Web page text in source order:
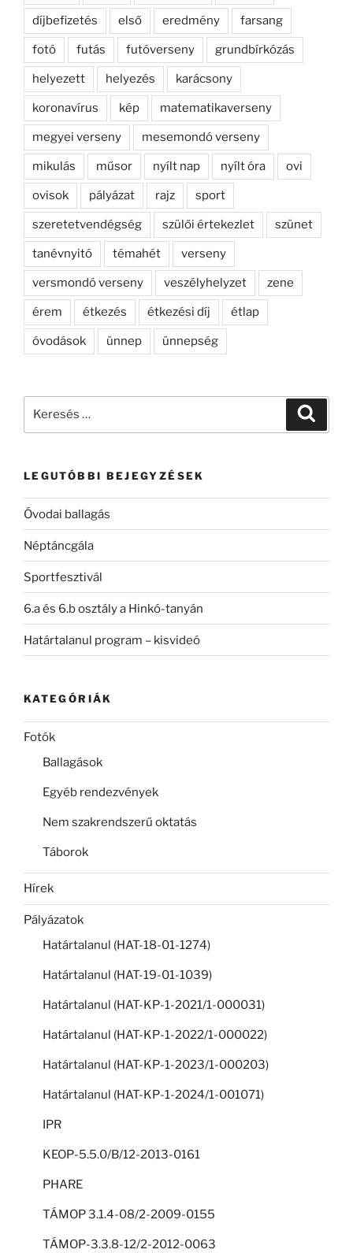
díjbefizetés első eredmény farsang
fotó futás futóverseny grundbírkózás
helyezett helyezés karácsony
koronavírus kép matematikaverseny
megyei verseny mesemondó verseny
mikulás műsor nyílt nap nyílt óra ovi
ovisok pályázat rajz sport
szeretetvendégség szülői értekezlet szünet
tanévnyitó témahét verseny
versmondó verseny veszélyhelyzet zene
érem étkezés étkezési díj étlap
óvodások ünnep ünnepség
LEGUTÓBBI BEJEGYZÉSEK
Óvodai ballagás
Néptáncgála
Sportfesztivál
6.a és 6.b osztály a Hinkó-tanyán
Határtalanul program – kisvideó
KATEGÓRIÁK
Fotók
Ballagások
Egyéb rendezvények
Nem szakrendszerű oktatás
Táborok
Hírek
Pályázatok
Határtalanul (HAT-18-01-1274)
Határtalanul (HAT-19-01-1039)
Határtalanul (HAT-KP-1-2021/1-000031)
Határtalanul (HAT-KP-1-2022/1-000022)
Határtalanul (HAT-KP-1-2023/1-000203)
Határtalanul (HAT-KP-1-2024/1-001071)
IPR
KEOP-5.5.0/B/12-2013-0161
PHARE
TÁMOP 3.1.4-08/2-2009-0155
TÁMOP-3.3.8-12/2-2012-0063